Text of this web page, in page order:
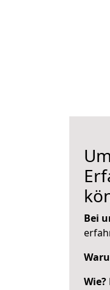
Bei
Wie?